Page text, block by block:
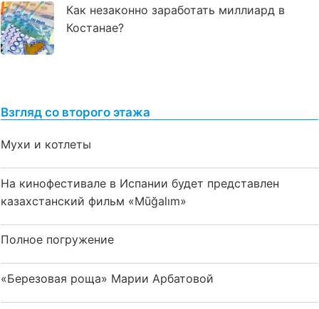
Как незаконно заработать миллиард в
Костанае?
Взгляд со второго этажа
Мухи и котлеты
На кинофестивале в Испании будет представлен
казахстанский фильм «Mūğalım»
Полное погружение
«Березовая роща» Марии Арбатовой